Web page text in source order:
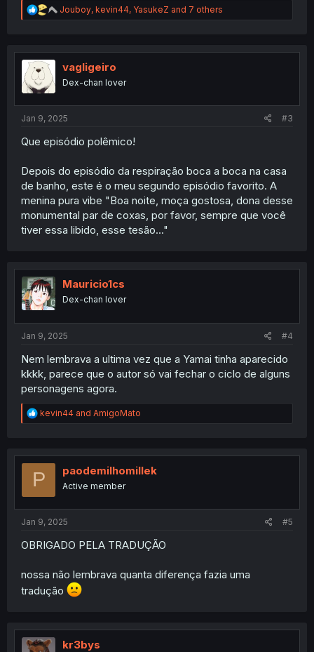
R
e
t
n
Jouboy, kevin44, YasukeZ and 7 others
vagligeiro
Dex-chan lover
Jan 9, 2025 #3
Que episódio polêmico!
Depois do episódio da respiração boca a boca na casa
de banho, este é o meu segundo episódio favorito. A
menina pura vibe "Boa noite, moça gostosa, dona desse
monumental par de coxas, por favor, sempre que você
tiver essa libido, esse tesão..."
Mauricio1cs
Dex-chan lover
Jan 9, 2025 #4
Nem lembrava a ultima vez que a Yamai tinha aparecido
kkkk, parece que o autor só vai fechar o ciclo de alguns
personagens agora.
R
e
t
o
kevin44 and AmigoMato
P paodemilhomillek
Active member
Jan 9, 2025 #5
OBRIGADO PELA TRADUÇÃO
nossa não lembrava quanta diferença fazia uma
tradução
kr3bys